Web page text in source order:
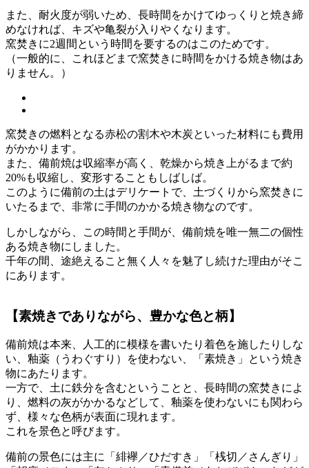
また、耐火度が弱いため、長時間をかけてゆっくりと焼き締
めなければ、キズや亀裂が入りやくなります。
窯焚きに2週間という時間を要するのはこのためです。
（一般的に、これほどまで窯焚きに時間をかける焼き物はあ
りません。）
窯焚きの燃料となる赤松の割木や木炭といった材料にも費用
がかかります。
また、備前焼は収縮率が高く、乾燥から焼き上がるまで約
20%も収縮し、変形することもしばしば。
このように備前の土はデリケートで、土づくりから窯焚きに
いたるまで、非常に手間のかかる焼き物なのです。
しかしながら、この時間と手間が、備前焼を唯一無二の個性
ある焼き物にしました。
千年の間、途絶えること無く人々を魅了し続けた理由がそこ
にあります。
【素焼きでありながら、豊かな色と柄】
備前焼は本来、人工的に模様を書いたり着色を施したりしな
い、釉薬（うわぐすり）を使わない、「素焼き」という焼き
物にあたります。
一方で、土に鉄分を含むということと、長時間の窯焚きによ
り、燃料の灰がかかるなどして、釉薬を使わないにも関わら
ず、様々な色柄が表面に現れます。
これを景色と呼びます。
備前の景色には主に「緋襷／ひだすき」「桟切／さんぎり」